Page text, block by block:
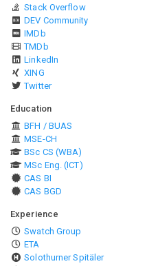
Stack Overflow
DEV Community
IMDb
TMDb
LinkedIn
XING
Twitter
Education
BFH / BUAS
MSE-CH
BSc CS (WBA)
MSc Eng. (ICT)
CAS BI
CAS BGD
Experience
Swatch Group
ETA
Solothurner Spitäler